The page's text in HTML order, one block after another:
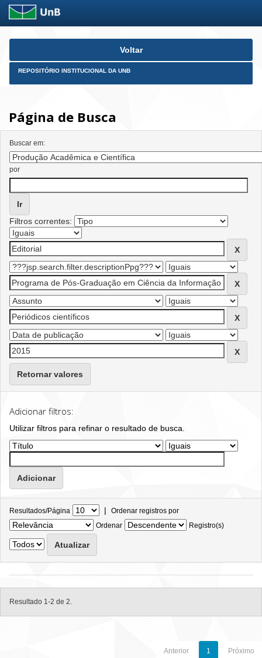
Skip
Voltar
REPOSITÓRIO INSTITUCIONAL DA UNB
Página de Busca
Buscar em:
por
Filtros correntes:
Retornar valores
Adicionar filtros:
Utilizar filtros para refinar o resultado de busca.
Resultados/Página | Ordenar registros por
Ordenar
Registro(s)
Resultado 1-2 de 2.
Anterior 1 Próximo